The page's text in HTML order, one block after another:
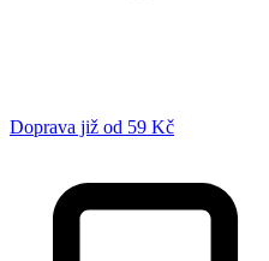
Doprava již od 59 Kč